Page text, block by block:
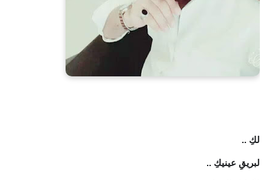
لكِ ..
لبريقِ عينيكِ ..